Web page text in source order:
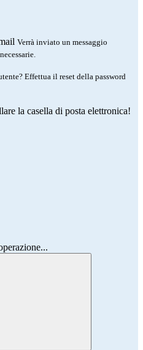
Verrà inviato un messaggio
Effettua il reset della password
la casella di posta elettronica!